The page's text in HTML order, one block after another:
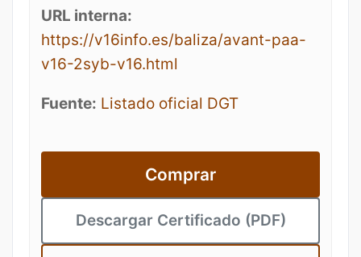
URL interna:
https://v16info.es/baliza/avant-paa-
v16-2syb-v16.html
Fuente: Listado oficial DGT
Comprar
Descargar Certificado (PDF)